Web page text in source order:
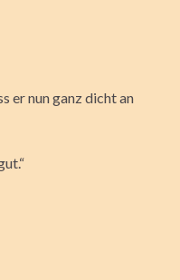
er nun ganz dicht an